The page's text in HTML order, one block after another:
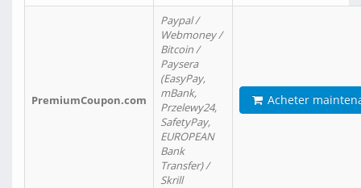
PremiumCoupon.com
Paypal /
Webmoney /
Bitcoin /
Paysera
(EasyPay,
mBank,
Przelewy24,
SafetyPay,
EUROPEAN
Bank
Transfer) /
Skrill
Acheter